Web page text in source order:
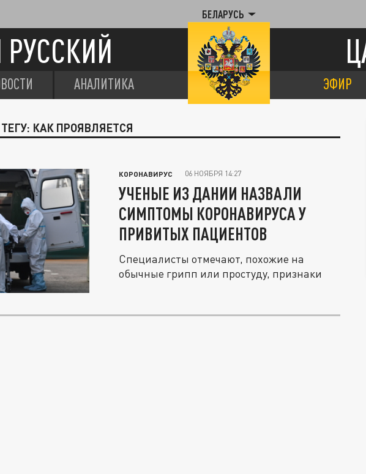
БЕЛАРУСЬ
АНАЛИТИКА ЭФИР
КАК ПРОЯВЛЯЕТСЯ
КОРОНАВИРУС 06 НОЯБРЯ 14:27
УЧЕНЫЕ ИЗ ДАНИИ НАЗВАЛИ
СИМПТОМЫ КОРОНАВИРУСА У
ПРИВИТЫХ ПАЦИЕНТОВ
Специалисты отмечают, похожие на
обычные грипп или простуду, признаки